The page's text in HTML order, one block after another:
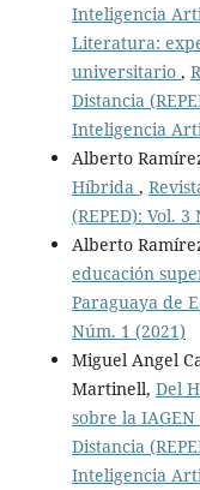
Inteligencia
Literatura:
universitario ,
Distancia
Inteligencia
Alberto
Híbrida ,
(REPED): Vol.
Alberto
educación
Paraguaya de
Núm. 1 (2021)
Miguel Angel
Martinell, Del
sobre la IAGEN
Distancia
Inteligencia